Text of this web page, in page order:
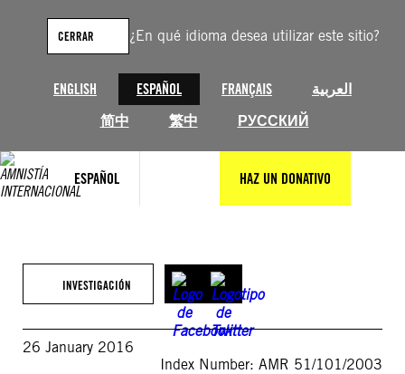
¿En qué idioma desea utilizar este sitio?
ENGLISH ESPAÑOL FRANÇAIS
العربية
简中
繁中 РУССКИЙ
CERRAR
ESPAÑOL HAZ UN DONATIVO
contenido
INVESTIGACIÓN
26 January 2016
Index Number: AMR 51/101/2003